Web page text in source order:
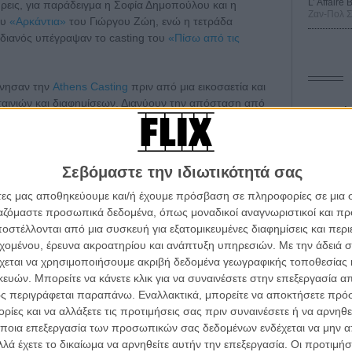
Σεβόμαστε την ιδιωτικότητά σας
μας αποθηκεύουμε και/ή έχουμε πρόσβαση σε πληροφορίες σε
προσωπικά δεδομένα, όπως μοναδικοί αναγνωριστικοί και
από μια συσκευή για εξατομικευμένες διαφημίσεις και
έρευνα ακροατηρίου και ανάπτυξη υπηρεσιών. Με την άδειά
να χρησιμοποιήσουμε ακριβή δεδομένα γεωγραφικής τοποθεσίας
Μπορείτε να κάνετε κλικ για να συναινέσετε στην επεξεργασία
περιγράφεται παραπάνω. Εναλλακτικά, μπορείτε να αποκτήσετε
και να αλλάξετε τις προτιμήσεις σας πριν συναινέσετε ή να
επεξεργασία των προσωπικών σας δεδομένων ενδέχεται να μην
έχετε το δικαίωμα να αρνηθείτε αυτήν την επεξεργασία. Οι
για παράδειγμα η Σοφία Δημοπούλου και η
«Αρκάντια» του Γιώργου Ζώη, ενώ η τετράδα
υπέγραψαν το casting του «Πίσω από τις
την Athens Casting πριν από μια εικοσαετία και
και διαφημίσεων. Διανύουν την απόσταση από
του Γιώργου Λάνθιμου,«Attenberg»
, τη σειρά του Βσίλη Κεκάτου και τη φετινή
ξένες συμπαραγωγές και συνεργασίες, όπως το
«Sacrifice»του Ρομέν Γαβράς και το
φυσικά - που διαμορφώνουν το τοπίο που
όλες και όλοι με γερές επαφές και με το εξωτερικό.
να μάθουμε. Γιατί προέκυψε τώρα η θεσμοθέτηση της
Πώς επιλέγεται ένας, μία ή μια ομάδα casters για μια
και να βραβευτεί; Οι απαντήσεις τους μας έδωσαν τις
ανθρώπους με μεγάλη αγάπη για τη δουλειά
ξεχειλίζει. Διαβάστε παρακάτω.
L’ Affaire
Ζαν-Πολ
Ο
10
τον
τα βλέπεις όλα σινεμά...
εβδομάδα
τρόπο του flix
του flix, στο inbox σου